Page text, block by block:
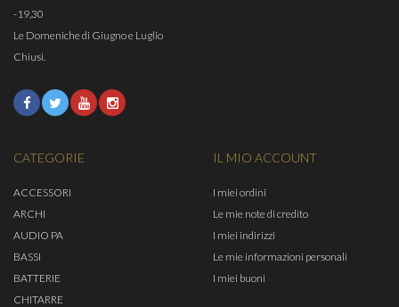
-19,30
Le Domeniche di Giugno e Luglio
Chiusi.
CATEGORIE
ACCESSORI
ARCHI
AUDIO PA
BASSI
BATTERIE
CHITARRE
IL MIO ACCOUNT
I miei ordini
Le mie note di credito
I miei indirizzi
Le mie informazioni personali
I miei buoni